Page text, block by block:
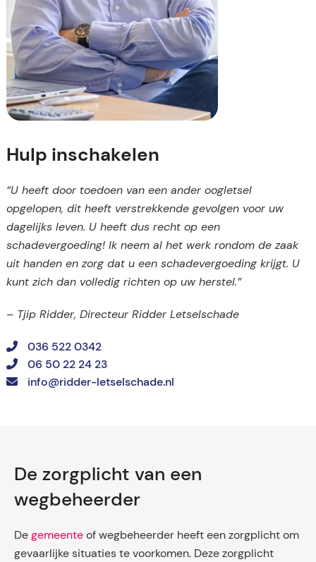
Hulp inschakelen
“U heeft door toedoen van een ander oogletsel
opgelopen, dit heeft verstrekkende gevolgen voor uw
dagelijks leven. U heeft dus recht op een
schadevergoeding! Ik neem al het werk rondom de zaak
uit handen en zorg dat u een schadevergoeding krijgt. U
kunt zich dan volledig richten op uw herstel.”
– Tjip Ridder, Directeur Ridder Letselschade
036 522 0342
06 50 22 24 23
info@ridder-letselschade.nl
De zorgplicht van een
wegbeheerder
De gemeente of wegbeheerder heeft een zorgplicht om
gevaarlijke situaties te voorkomen. Deze zorgplicht